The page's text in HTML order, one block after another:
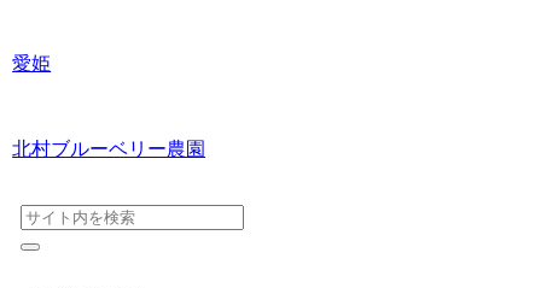
愛姫
北村ブルーベリー農園